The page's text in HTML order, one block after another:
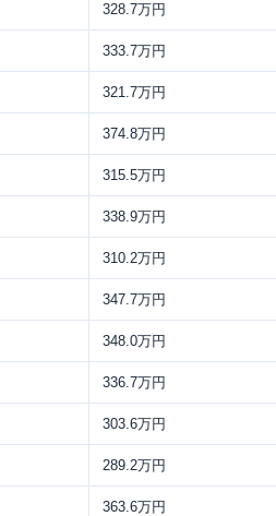
328.7万円
333.7万円
321.7万円
374.8万円
315.5万円
338.9万円
310.2万円
347.7万円
348.0万円
336.7万円
303.6万円
289.2万円
363.6万円